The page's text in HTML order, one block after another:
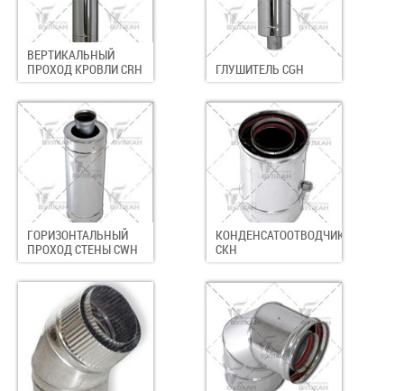
ВЕРТИКАЛЬНЫЙ
ПРОХОД КРОВЛИ CRH
ГЛУШИТЕЛЬ CGH
ГОРИЗОНТАЛЬНЫЙ
ПРОХОД СТЕНЫ CWH
КОНДЕНСАТООТВОДЧИК
СКН